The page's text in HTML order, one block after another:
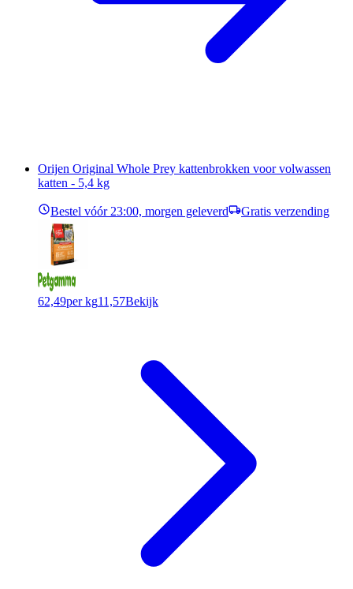
Orijen Original Whole Prey kattenbrokken voor volwassen
katten - 5,4 kg
Bestel vóór 23:00, morgen geleverd Gratis verzending
62,49per kg11,57Bekijk